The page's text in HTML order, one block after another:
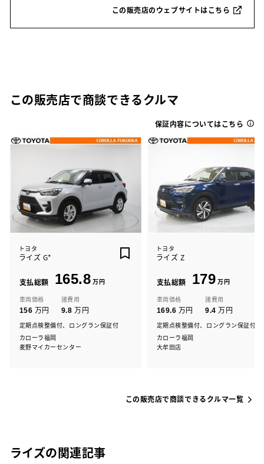
この販売店のウェブサイトはこちら
この販売店で商談できるクルマ
保証内容についてはこちら
トヨタ
ライズ G*
支払総額 165.8 万円
車両価格
156 万円
諸費用
9.8 万円
定期点検整備付、ロングラン保証付
カローラ福岡
麦野マイカーセンター
トヨタ
ライズ Z
支払総額 179 万円
車両価格
169.6 万円
諸費用
9.4 万円
定期点検整備付、ロングラン保証付
カローラ福岡
大牟田店
この販売店で商談できるクルマ一覧
ライズの関連記事